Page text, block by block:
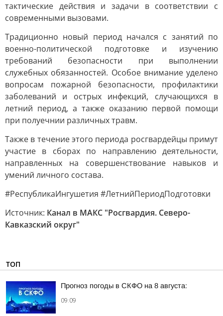
тактические действия и задачи в соответствии с
современными вызовами.
Традиционно новый период начался с занятий по
военно-политической подготовке и изучению
требований безопасности при выполнении
служебных обязанностей. Особое внимание уделено
вопросам пожарной безопасности, профилактики
заболеваний и острых инфекций, случающихся в
летний период, а также оказанию первой помощи
при полуечнии различных травм.
Также в течение этого периода росгвардейцы примут
участие в сборах по направлению деятельности,
направленных на совершенствование навыков и
умений личного состава.
#РеспубликаИнгушетия #ЛетнийПериодПодготовки
Источник: Канал в МАКС "Росгвардия. Северо-
Кавказский округ"
ТОП
Прогноз погоды в СКФО на 8 августа:
09:09